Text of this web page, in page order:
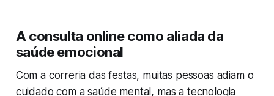
A consulta online como aliada da
saúde emocional
Com a correria das festas, muitas pessoas adiam o
cuidado com a saúde mental, mas a tecnologia